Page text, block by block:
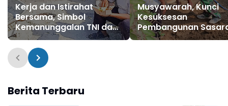
Kerja dan Istirahat
Bersama, Simbol
Kemanunggalan TNI dan
Rakyat di TMMD 129 Bulu
Lor Ponorogo
Musyawarah, Kunci
Kesuksesan
Pembangunan
Fisik TMMD Ke-129
Berita Terbaru